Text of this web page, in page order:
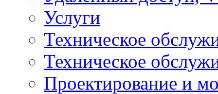
Услуги
Техническое
Техническое
Проектирование и